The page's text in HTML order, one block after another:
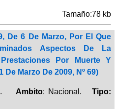
Tamaño:78 kb
De 6 De Marzo, Por El Que
Aspectos De La
Por Muerte Y
Marzo De 2009, Nº 69)
Ambito: Nacional. Tipo: